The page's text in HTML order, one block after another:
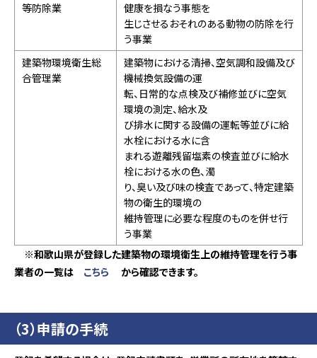
等防除業
健康を損なう事態を
生じさせるおそれのある動物の防除を行
う事業
建築物環境衛生総
合管理業
建築物における清掃、空気調和設備及び
機械換気設備の運
転、日常的な点検及び補修並びに空気
環境の測定、給水及
び排水に関する設備の運転等並びに給
水栓における水に含
まれる遊離残留塩素の検査並びに給水
栓における水の色、濁
り、臭い及び味の検査であって、特定建築
物の衛生的環境の
維持管理に必要な程度のものを併せ行
う事業
※和歌山県が登録した建築物の環境衛生上の維持管理を行う事
業者の一覧は こちら から確認できます。
（3）申請の手続